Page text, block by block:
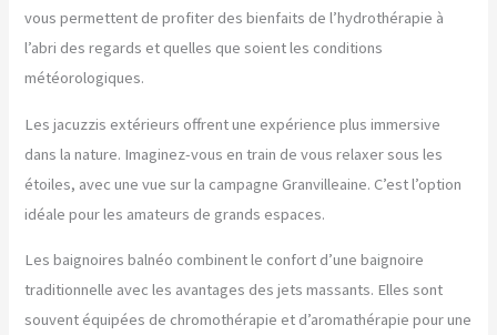
vous permettent de profiter des bienfaits de l’hydrothérapie à
l’abri des regards et quelles que soient les conditions
météorologiques.
Les jacuzzis extérieurs offrent une expérience plus immersive
dans la nature. Imaginez-vous en train de vous relaxer sous les
étoiles, avec une vue sur la campagne Granvilleaine. C’est l’option
idéale pour les amateurs de grands espaces.
Les baignoires balnéo combinent le confort d’une baignoire
traditionnelle avec les avantages des jets massants. Elles sont
souvent équipées de chromothérapie et d’aromathérapie pour une